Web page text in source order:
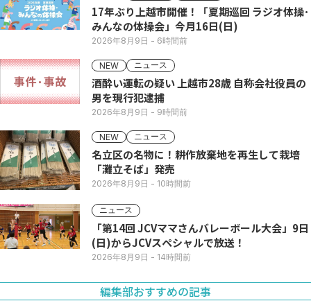
17年ぶり上越市開催！「夏期巡回 ラジオ体操･
みんなの体操会」今月16日(日)
2026年8月9日 - 6時間前
NEW ニュース
酒酔い運転の疑い 上越市28歳 自称会社役員の
男を現行犯逮捕
2026年8月9日 - 9時間前
NEW ニュース
名立区の名物に！耕作放棄地を再生して栽培
「灘立そば」発売
2026年8月9日 - 10時間前
ニュース
「第14回 JCVママさんバレーボール大会」9日
(日)からJCVスペシャルで放送！
2026年8月9日 - 14時間前
編集部おすすめの記事